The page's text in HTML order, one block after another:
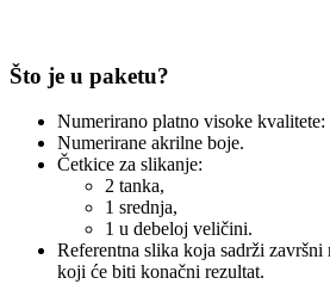
Što je u paketu?
Numerirano platno visoke
Numerirane akrilne boje.
Četkice za slikanje:
2 tanka,
1 srednja,
1 u debeloj veličini.
Referentna slika koja sadrži
koji će biti konačni rezultat.